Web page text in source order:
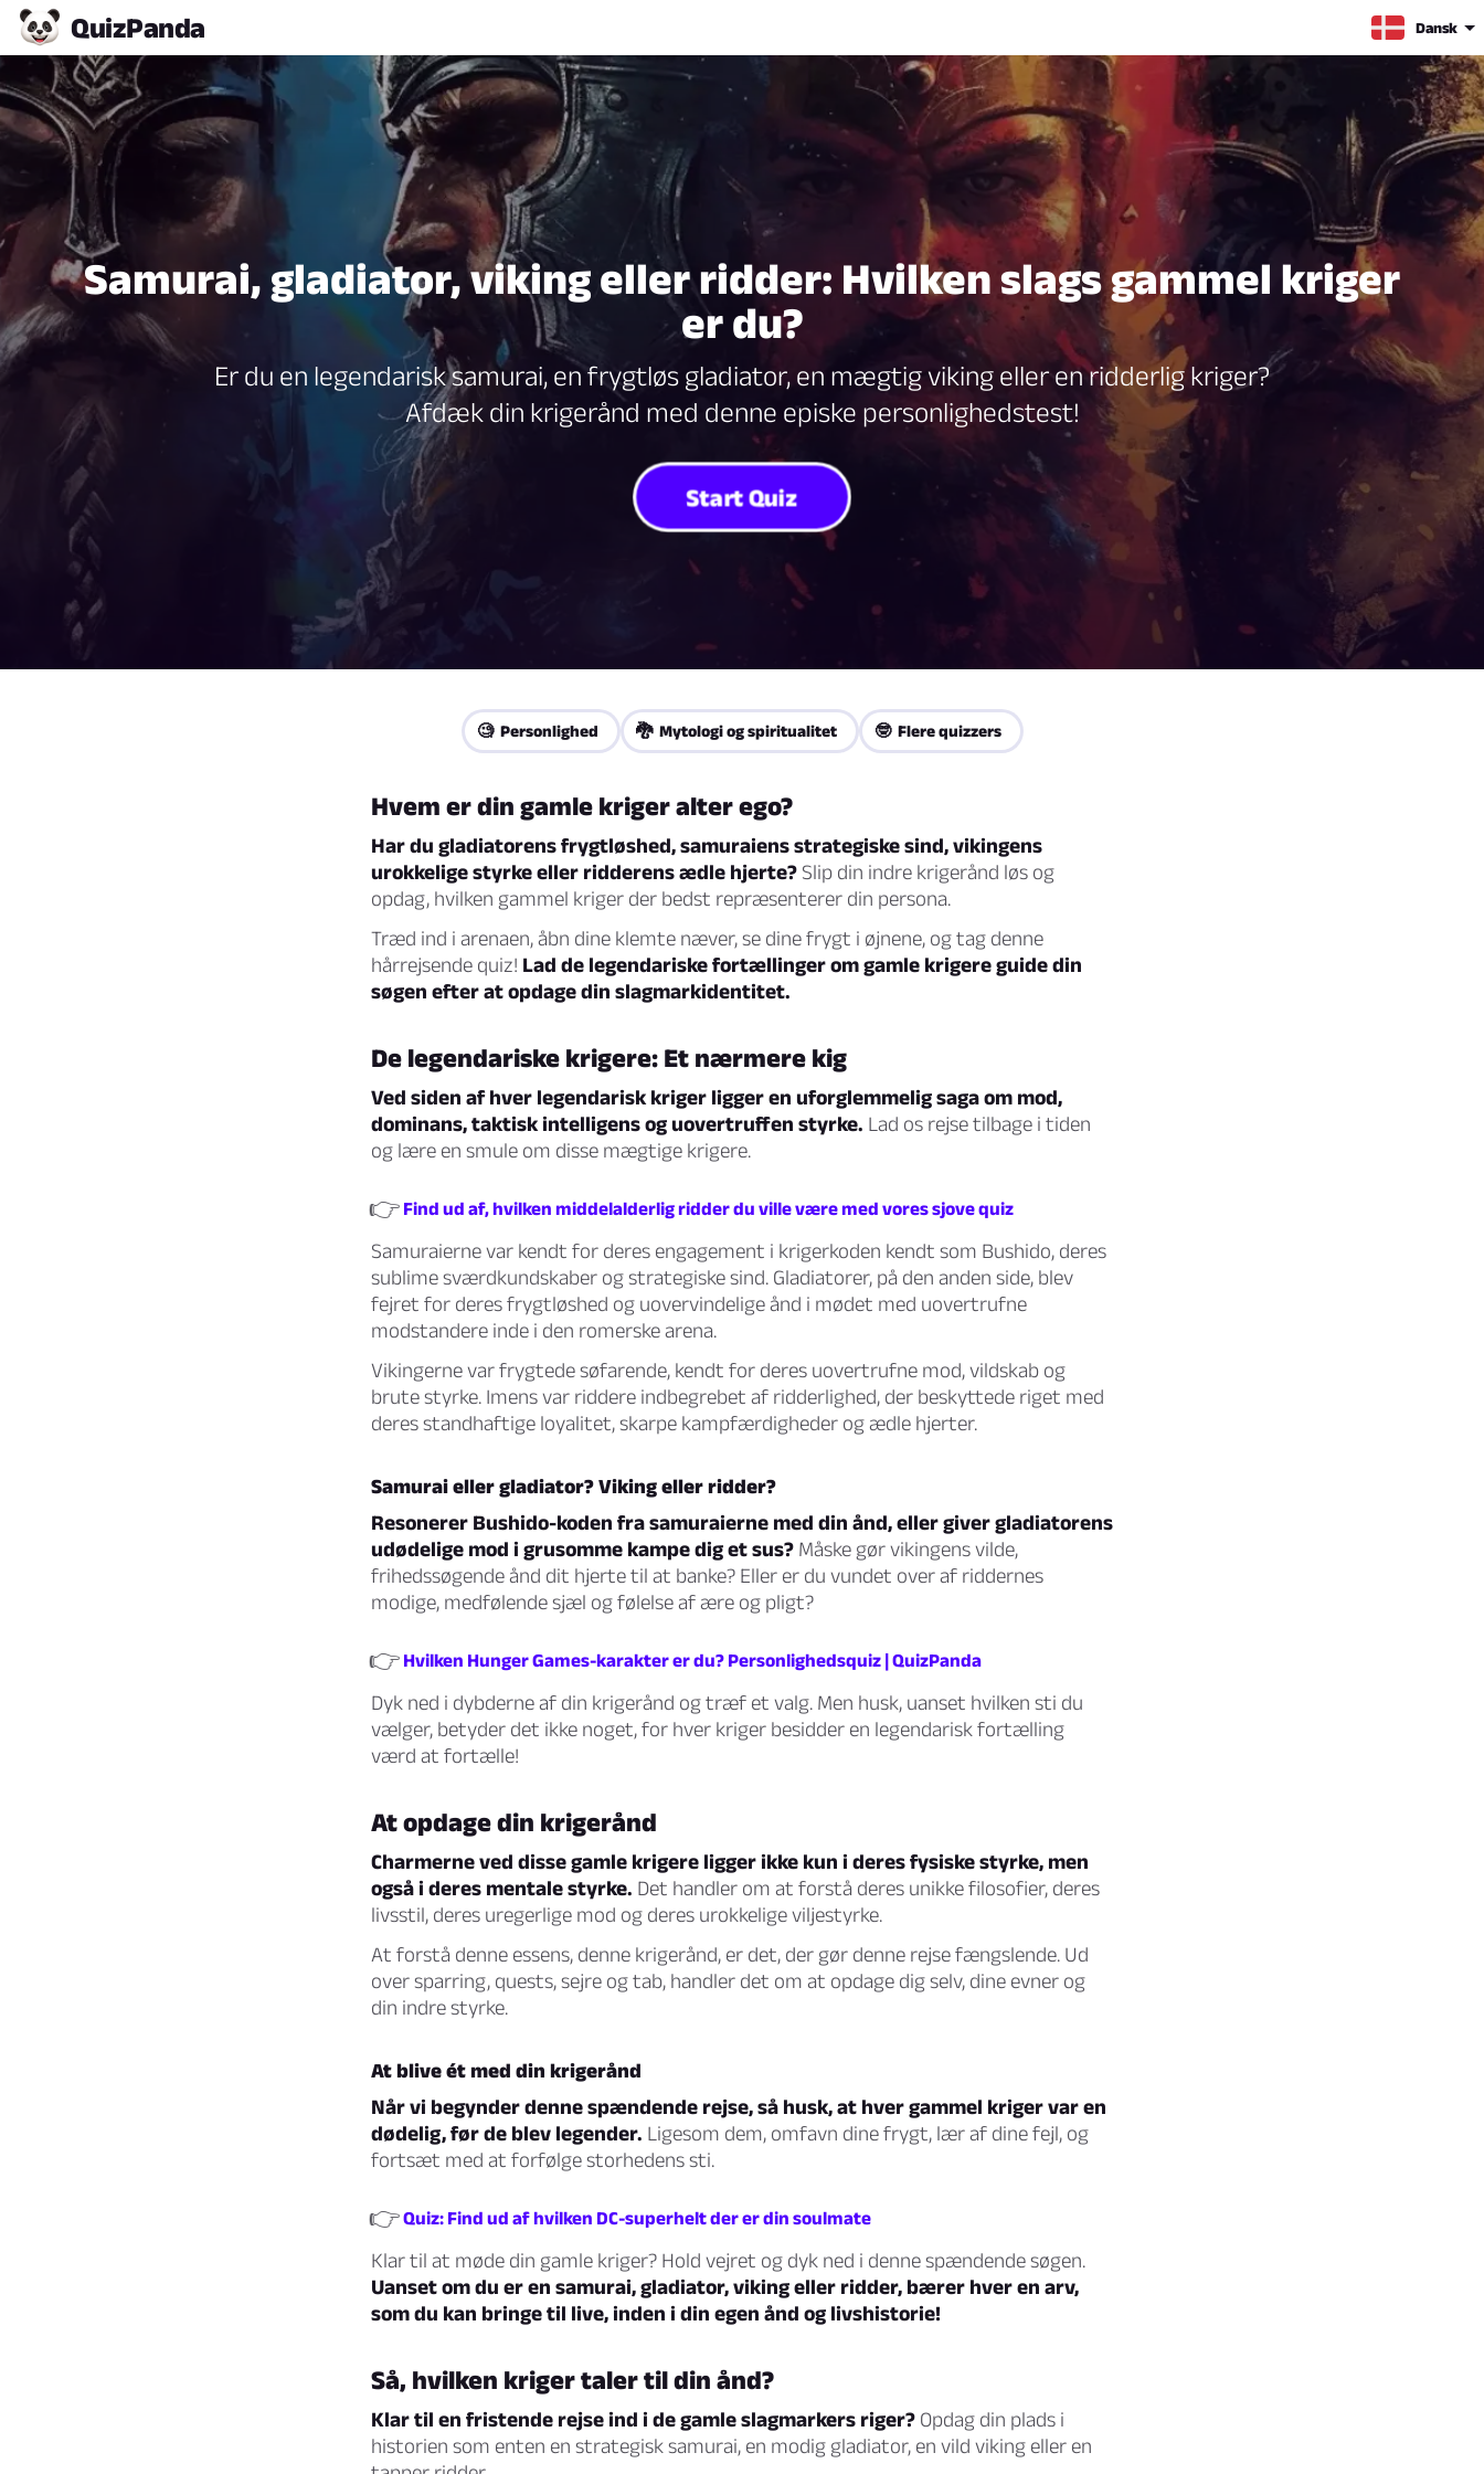
QuizPanda Dansk
Samurai, gladiator, viking eller ridder: Hvilken slags gammel kriger
er du?
Er du en legendarisk samurai, en frygtløs gladiator, en mægtig viking eller en ridderlig kriger?
Afdæk din krigerånd med denne episke personlighedstest!
Start Quiz
🧐 Personlighed 🐉 Mytologi og spiritualitet 🤓 Flere quizzers
Hvem er din gamle kriger alter ego?
Har du gladiatorens frygtløshed, samuraiens strategiske sind, vikingens
urokkelige styrke eller ridderens ædle hjerte? Slip din indre krigerånd løs og
opdag, hvilken gammel kriger der bedst repræsenterer din persona.
Træd ind i arenaen, åbn dine klemte næver, se dine frygt i øjnene, og tag denne
hårrejsende quiz! Lad de legendariske fortællinger om gamle krigere guide din
søgen efter at opdage din slagmarkidentitet.
De legendariske krigere: Et nærmere kig
Ved siden af hver legendarisk kriger ligger en uforglemmelig saga om mod,
dominans, taktisk intelligens og uovertruffen styrke. Lad os rejse tilbage i tiden
og lære en smule om disse mægtige krigere.
👉 Find ud af, hvilken middelalderlig ridder du ville være med vores sjove quiz
Samuraierne var kendt for deres engagement i krigerkoden kendt som Bushido, deres
sublime sværdkundskaber og strategiske sind. Gladiatorer, på den anden side, blev
fejret for deres frygtløshed og uovervindelige ånd i mødet med uovertrufne
modstandere inde i den romerske arena.
Vikingerne var frygtede søfarende, kendt for deres uovertrufne mod, vildskab og
brute styrke. Imens var riddere indbegrebet af ridderlighed, der beskyttede riget med
deres standhaftige loyalitet, skarpe kampfærdigheder og ædle hjerter.
Samurai eller gladiator? Viking eller ridder?
Resonerer Bushido-koden fra samuraierne med din ånd, eller giver gladiatorens
udødelige mod i grusomme kampe dig et sus? Måske gør vikingens vilde,
frihedssøgende ånd dit hjerte til at banke? Eller er du vundet over af riddernes
modige, medfølende sjæl og følelse af ære og pligt?
👉 Hvilken Hunger Games-karakter er du? Personlighedsquiz | QuizPanda
Dyk ned i dybderne af din krigerånd og træf et valg. Men husk, uanset hvilken sti du
vælger, betyder det ikke noget, for hver kriger besidder en legendarisk fortælling
værd at fortælle!
At opdage din krigerånd
Charmerne ved disse gamle krigere ligger ikke kun i deres fysiske styrke, men
også i deres mentale styrke. Det handler om at forstå deres unikke filosofier, deres
livsstil, deres uregerlige mod og deres urokkelige viljestyrke.
At forstå denne essens, denne krigerånd, er det, der gør denne rejse fængslende. Ud
over sparring, quests, sejre og tab, handler det om at opdage dig selv, dine evner og
din indre styrke.
At blive ét med din krigerånd
Når vi begynder denne spændende rejse, så husk, at hver gammel kriger var en
dødelig, før de blev legender. Ligesom dem, omfavn dine frygt, lær af dine fejl, og
fortsæt med at forfølge storhedens sti.
👉Quiz: Find ud af hvilken DC-superhelt der er din soulmate
Klar til at møde din gamle kriger? Hold vejret og dyk ned i denne spændende søgen.
Uanset om du er en samurai, gladiator, viking eller ridder, bærer hver en arv,
som du kan bringe til live, inden i din egen ånd og livshistorie!
Så, hvilken kriger taler til din ånd?
Klar til en fristende rejse ind i de gamle slagmarkers riger? Opdag din plads i
historien som enten en strategisk samurai, en modig gladiator, en vild viking eller en